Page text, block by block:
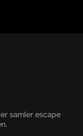
samler escape